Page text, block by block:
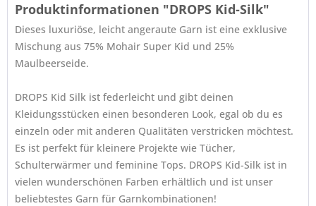
Produktinformationen "DROPS Kid-Silk"
Dieses luxuriöse, leicht angeraute Garn ist eine exklusive
Mischung aus 75% Mohair Super Kid und 25%
Maulbeerseide.
DROPS Kid Silk ist federleicht und gibt deinen
Kleidungsstücken einen besonderen Look, egal ob du es
einzeln oder mit anderen Qualitäten verstricken möchtest.
Es ist perfekt für kleinere Projekte wie Tücher,
Schulterwärmer und feminine Tops. DROPS Kid-Silk ist in
vielen wunderschönen Farben erhältlich und ist unser
beliebtestes Garn für Garnkombinationen!